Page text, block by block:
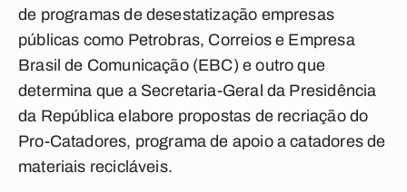
de programas de desestatização empresas
públicas como Petrobras, Correios e Empresa
Brasil de Comunicação (EBC) e outro que
determina que a Secretaria-Geral da Presidência
da República elabore propostas de recriação do
Pro-Catadores, programa de apoio a catadores de
materiais recicláveis.